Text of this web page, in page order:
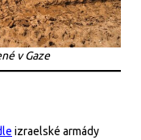
v Gaze
izraelské armády